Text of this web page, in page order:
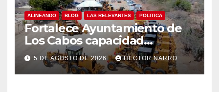
ALINEANDO BLOG LAS RELEVANTES POLITICA
Fortalece Ayuntamiento de
Los Cabos capacidad
operativa de Servicios
Públicos con recursos del
FISAM
5 DE AGOSTO DE 2026 HECTOR NARRO